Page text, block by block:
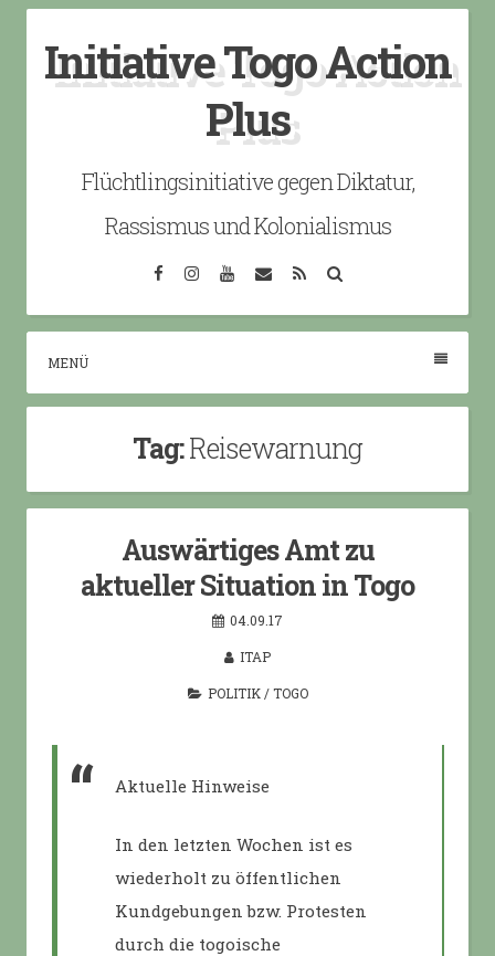
content
Initiative Togo Action
Plus
Flüchtlingsinitiative gegen Diktatur,
Rassismus und Kolonialismus
FacebookInstagramYouTube
EmailRSS
MENÜ
Tag:Reisewarnung
Auswärtiges Amt zu
aktueller Situation in Togo
04.09.17
ITAP
POLITIK/TOGO
Aktuelle Hinweise
In den letzten Wochen ist es
wiederholt zu öffentlichen
Kundgebungen bzw. Protesten
durch die togoische